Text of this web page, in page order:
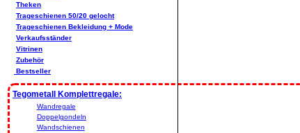
Theken
Trageschienen 50/20 gelocht
Trageschienen Bekleidung + Mode
Verkaufsständer
Vitrinen
Zubehör
Bestseller
Tegometall Komplettregale:
Wandregale
Doppelgondeln
Wandschienen